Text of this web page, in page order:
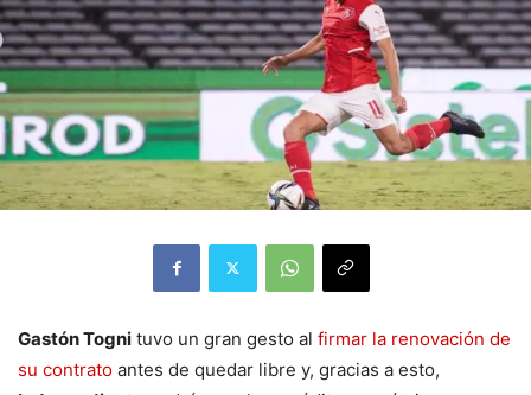
Gastón Togni tuvo un gran gesto al firmar la renovación de
su contrato antes de quedar libre y, gracias a esto,